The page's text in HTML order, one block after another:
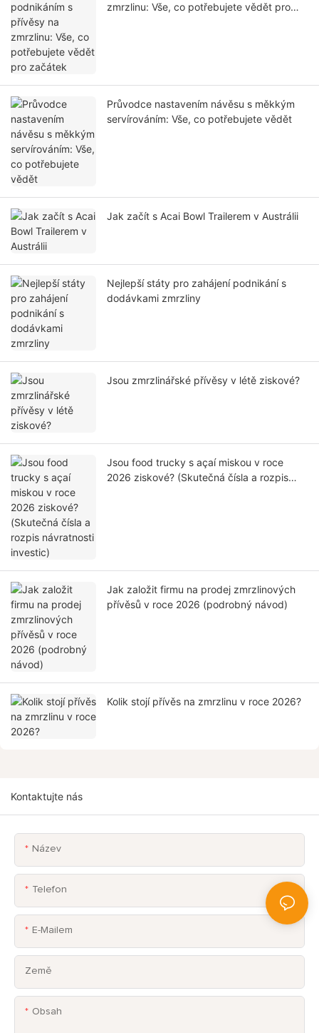
zmrzlinu: Vše, co potřebujete vědět pro
Průvodce nastavením návěsu s měkkým
servírováním: Vše, co potřebujete vědět
Jak začít s Acai Bowl Trailerem v Austrálii
Nejlepší státy pro zahájení podnikání s
dodávkami zmrzliny
Jsou zmrzlinářské přívěsy v létě ziskové?
Jsou food trucky s açaí miskou v roce
2026 ziskové? (Skutečná čísla a rozpis
Jak založit firmu na prodej zmrzlinových
přívěsů v roce 2026 (podrobný návod)
Kolik stojí přívěs na zmrzlinu v roce 2026?
Kontaktujte nás
Název
Telefon
E-Mailem
Země
Obsah